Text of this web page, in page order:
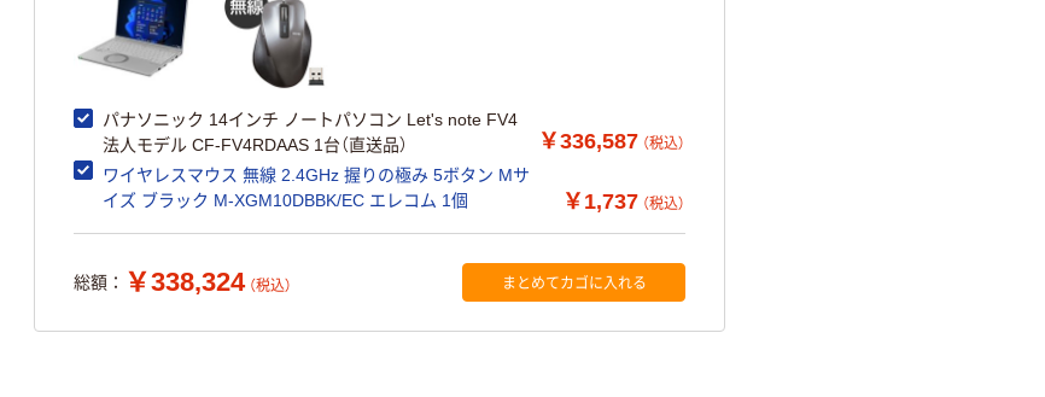
パナソニック 14インチ ノートパソコン Let's note FV4
法人モデル CF-FV4RDAAS 1台（直送品）
￥336,587 （税込）
ワイヤレスマウス 無線 2.4GHz 握りの極み 5ボタン Mサ
イズ ブラック M-XGM10DBBK/EC エレコム 1個
￥1,737 （税込）
総額： ￥338,324 （税込） まとめてカゴに入れる